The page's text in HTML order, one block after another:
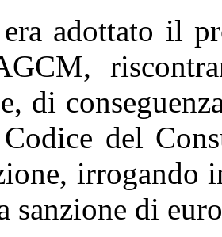
adottato il
di
del
irrogando
sanzione di